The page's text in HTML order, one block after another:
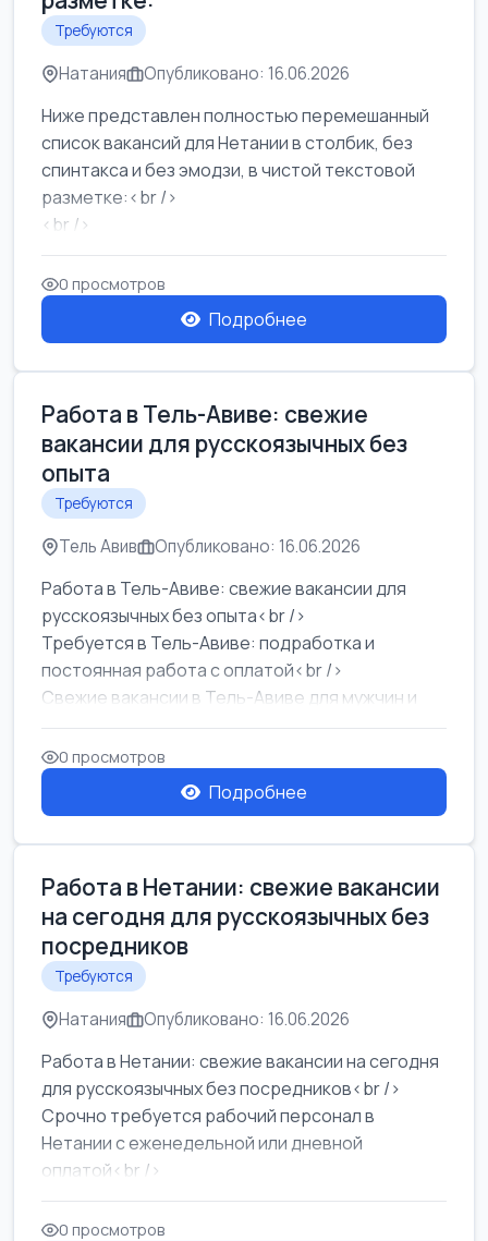
Требуются
Натания Опубликовано: 16.06.2026
Ниже представлен полностью перемешанный
список вакансий для Нетании в столбик, без
спинтакса и без эмодзи, в чистой текстовой
разметке:<br />
<br />
Работа в Нетании на мебельном производстве:
требу...
0 просмотров
Подробнее
Работа в Тель-Авиве: свежие
вакансии для русскоязычных без
опыта
Требуются
Тель Авив Опубликовано: 16.06.2026
Работа в Тель-Авиве: свежие вакансии для
русскоязычных без опыта<br />
Требуется в Тель-Авиве: подработка и
постоянная работа с оплатой<br />
Свежие вакансии в Тель-Авиве для мужчин и
женщин от хозя...
0 просмотров
Подробнее
Работа в Нетании: свежие вакансии
на сегодня для русскоязычных без
посредников
Требуются
Натания Опубликовано: 16.06.2026
Работа в Нетании: свежие вакансии на сегодня
для русскоязычных без посредников<br />
Срочно требуется рабочий персонал в
Нетании с еженедельной или дневной
оплатой<br />
Свежие вакансии в Нетании дл...
0 просмотров